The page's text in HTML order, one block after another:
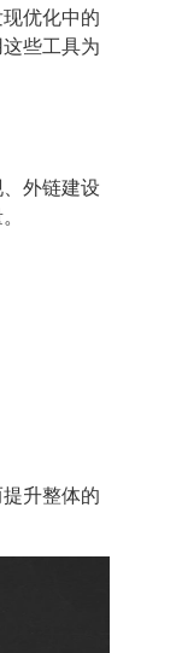
优化中的
些工具为
外链建设
升整体的